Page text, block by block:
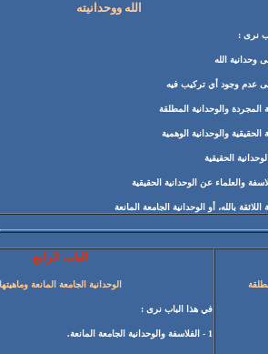
الله ووحدانيته
نرى :
الباب الرابع
الوحدانية الجامعة المانعة وماهيتها
في هذا الباب نرى :
1 - الفلاسفة والوحدانية الجامعة المانعة.